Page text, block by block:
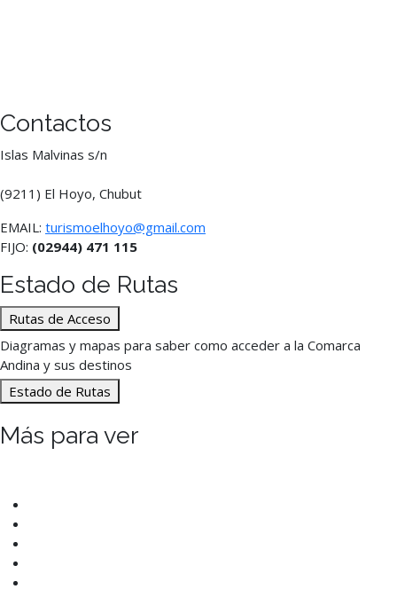
Contactos
Islas Malvinas s/n
(9211) El Hoyo, Chubut
EMAIL: turismoelhoyo@gmail.com
FIJO: (02944) 471 115
Estado de Rutas
Rutas de Acceso
Diagramas y mapas para saber como acceder a la Comarca
Andina y sus destinos
Estado de Rutas
Más para ver